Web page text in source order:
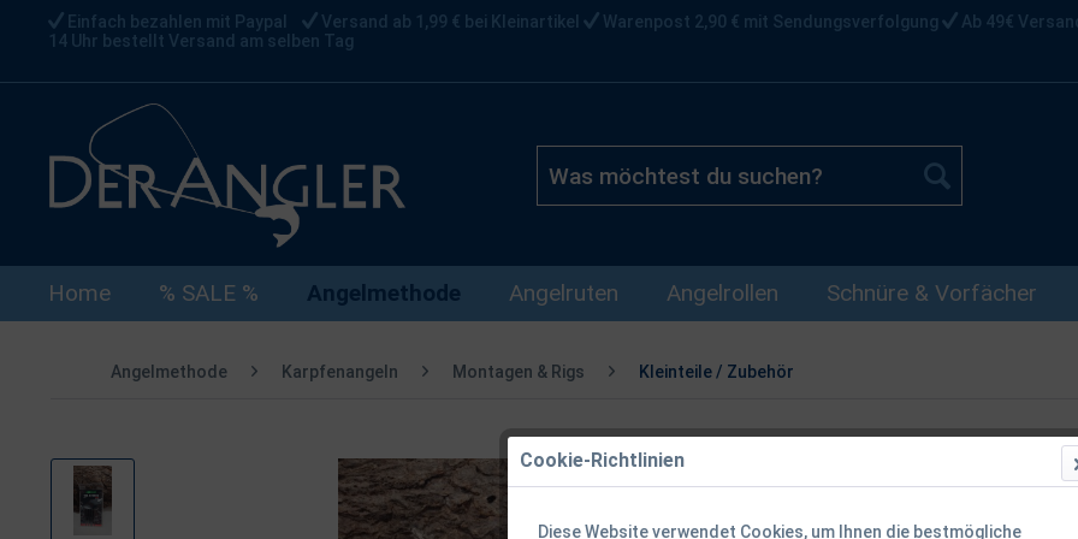
Einfach bezahlen mit Paypal Versand ab 1,99 € bei Kleinartikel Warenpost 2,90 € mit Sendungsverfolgung Ab 49€
14 Uhr bestellt Versand am selben Tag
Home % SALE % Angelmethode Angelruten Angelrollen Schnüre & Vorfächer
Angelmethode Karpfenangeln Montagen & Rigs Kleinteile / Zubehör
Korda Tail
Cookie-Richtlinien
Diese Website verwendet Cookies, um Ihnen die bestmögliche